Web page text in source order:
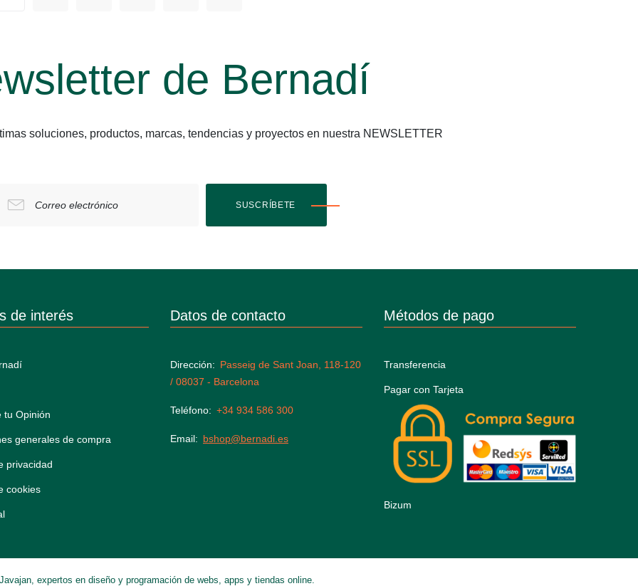
de Bernadí
soluciones, productos, marcas, tendencias y proyectos en nuestra NEWSLETTER
Correo electrónico SUSCRÍBETE
de interés
tu Opinión
generales de compra
privacidad
cookies
Datos de contacto
Dirección
Passeig de Sant Joan, 118-120
/ 08037 - Barcelona
Teléfono +34 934 586 300
Email bshop@bernadi.es
Métodos de pago
Transferencia
Pagar con Tarjeta
Bizum
expertos en diseño y programación de webs, apps y tiendas online.